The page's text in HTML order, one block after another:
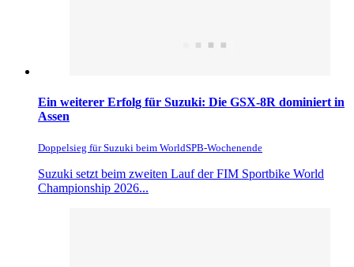
Ein weiterer Erfolg für Suzuki: Die GSX-8R dominiert in
Assen
Doppelsieg für Suzuki beim WorldSPB-Wochenende
Suzuki setzt beim zweiten Lauf der FIM Sportbike World
Championship 2026...